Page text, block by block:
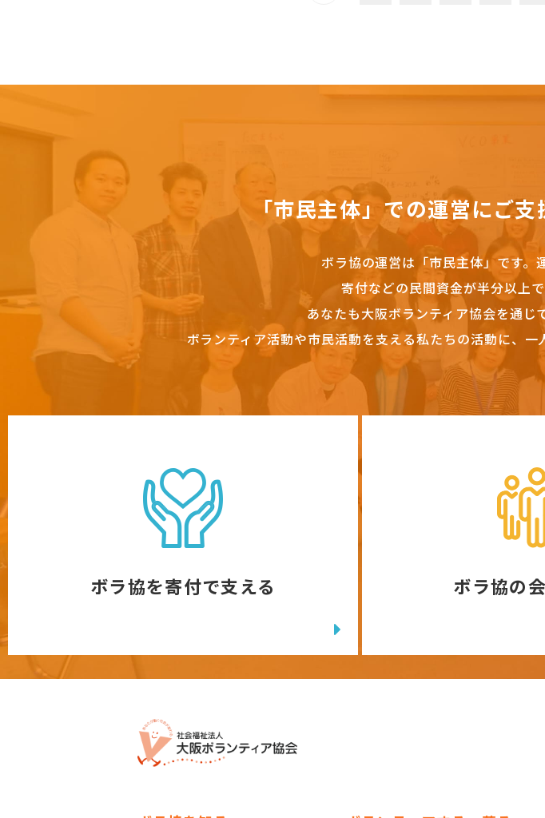
「市民主体」での運営にご
ボラ協の運営は「市民主体」です。
寄付などの民間資金が半分以上
あなたも大阪ボランティア協会を通じ
ボランティア活動や市民活動を支える私たちの活動に、一
ボラ協を寄付で支える ボラ協の